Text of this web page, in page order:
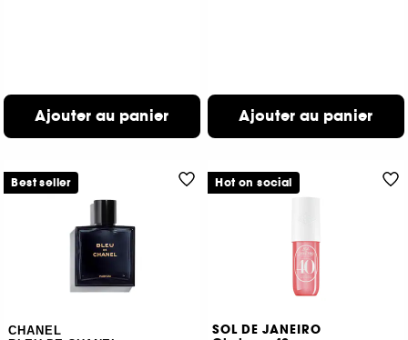
Ajouter au panier Ajouter au panier
CHANEL
Best seller
SOL DE JANEIRO
Hot on social